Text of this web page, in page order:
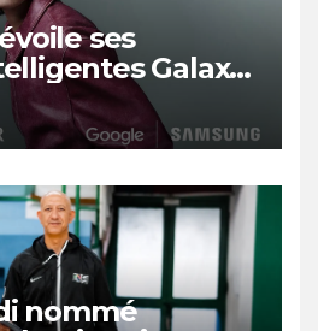
ses
Galaxy
nommé